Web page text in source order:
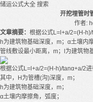
储运公式大全 搜索
开挖埋管时
作者:
文章摘要： 根据公式L=l+a/2=(H-
h为建筑物基础深度，m；α土壤内
管线敷设最小距离，m；l为建筑物
根据公式L=l+a/2=(H-h)/tanα+a/2
其中，H为管槽(沟)深度，m；
h为建筑物基础深度，m；
α土壤内摩擦角，弧度；